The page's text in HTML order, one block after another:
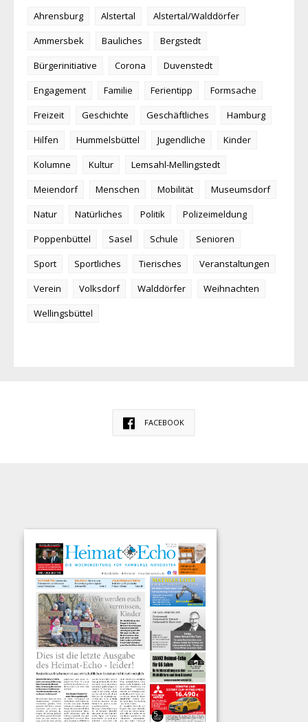
Ahrensburg Alstertal
Alstertal/Walddörfer
Ammersbek
Bauliches
Bergstedt
Bürgerinitiative
Corona
Duvenstedt
Engagement
Familie Ferientipp
Formsache
Freizeit
Geschichte Geschäftliches
Hamburg
Hilfen
Hummelsbüttel Jugendliche
Kinder
Kolumne
Kultur
Lemsahl-Mellingstedt
Meiendorf
Menschen Mobilität
Museumsdorf
Natur
Natürliches Politik
Polizeimeldung
Poppenbüttel
Sasel Schule
Senioren
Sport
Sportliches Tierisches
Veranstaltungen
Verein
Volksdorf Walddörfer
Weihnachten
Wellingsbüttel
FACEBOOK